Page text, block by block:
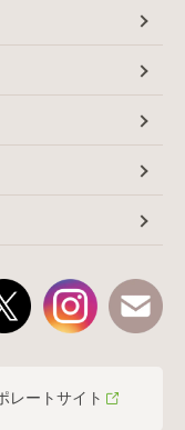
レートサイト